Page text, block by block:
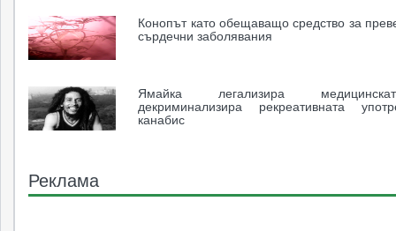
Конопът като обещаващо средство за
сърдечни заболявания
Ямайка легализира
декриминализира рекреативната
канабис
Реклама